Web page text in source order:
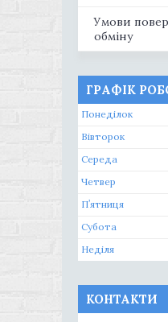
Умови
обміну
ГРАФІК
Понеділок
Вівторок
Середа
Четвер
Пʼятниця
Субота
Неділя
КОНТАКТИ